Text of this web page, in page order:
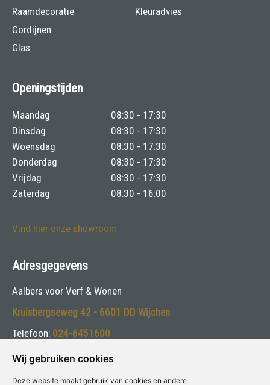
Wij gebruiken cookies
Deze website maakt gebruik van cookies en andere
Raamdecoratie
Gordijnen
Glas
Kleuradvies
Openingstijden
Maandag
08:30 - 17:30
Dinsdag
08:30 - 17:30
Woensdag
08:30 - 17:30
Donderdag
08:30 - 17:30
Vrijdag
08:30 - 17:30
Zaterdag
08:30 - 16:00
Vind hier onze showroom
Adresgegevens
Aalbers voor Verf & Wonen
Kruisbergseweg 42 - 6601 DD Wijchen
Telefoon: 024-6451600
E-mail:info@aalbersspeciaalzaak.nl